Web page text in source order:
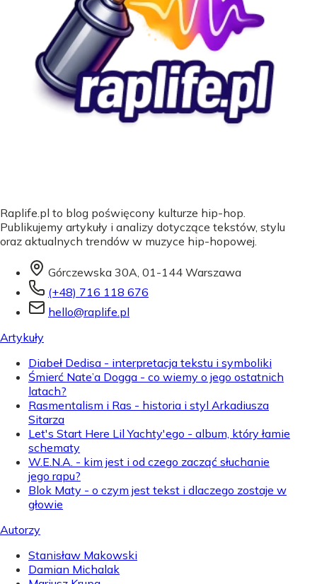
Raplife.pl to blog poświęcony kulturze hip-hop.
Publikujemy artykuły i analizy dotyczące tekstów, stylu
oraz aktualnych trendów w muzyce hip-hopowej.
Górczewska 30A, 01-144 Warszawa
(+48) 716 118 676
hello@raplife.pl
Artykuły
Diabeł Dedisa - interpretacja tekstu i symboliki
Śmierć Nate’a Dogga - co wiemy o jego ostatnich
latach?
Rasmentalism i Ras - historia i styl Arkadiusza
Sitarza
Let's Start Here Lil Yachty'ego - album, który łamie
schematy
W.E.N.A. - kim jest i od czego zacząć słuchanie
jego rapu?
Blok Maty - o czym jest tekst i dlaczego zostaje w
głowie
Autorzy
Stanisław Makowski
Damian Michalak